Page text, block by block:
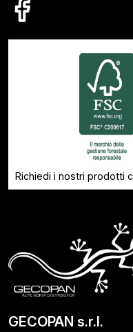
Richiedi i nostri prodotti
GECOPAN s.r.l.